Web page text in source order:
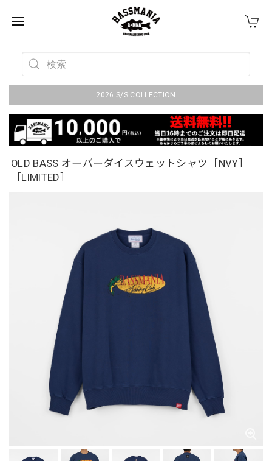
2026 S/S COLLECTION
OLD BASS オーバーダイスウェットシャツ［NVY］
［LIMITED］